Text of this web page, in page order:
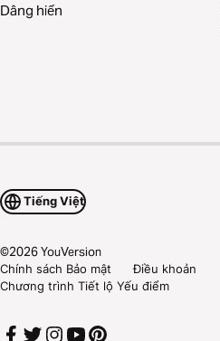
Dâng hiến
Tiếng Việt
©2026YouVersion
Chính sách Bảo mật
Điều khoản
Chương trình Tiết lộ Yếu điểm